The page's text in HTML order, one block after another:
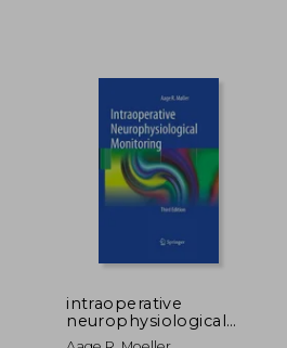
intraoperative
neurophysiological
monitoring